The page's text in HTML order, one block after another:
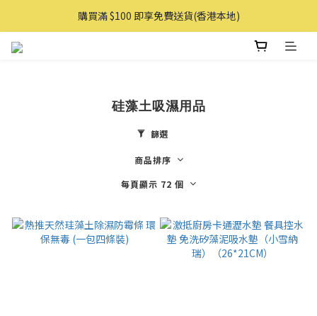
購買滿 $100 即享免費送貨(香港本地)
購買滿 $100 即享免費送貨(香港本地)
硅藻土吸濕用品
篩選
商品排序
每頁顯示 72 個